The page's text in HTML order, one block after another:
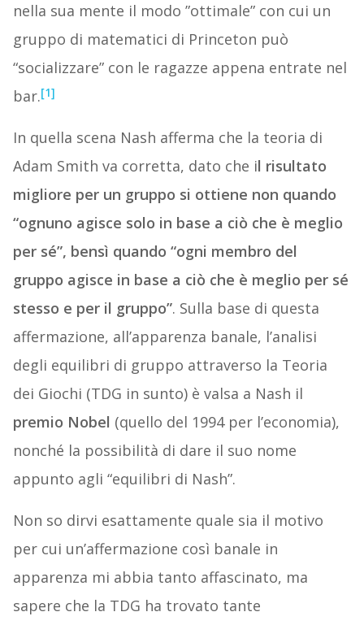
nella sua mente il modo ”ottimale” con cui un
gruppo di matematici di Princeton può
“socializzare” con le ragazze appena entrate nel
bar.[1]
In quella scena Nash afferma che la teoria di
Adam Smith va corretta, dato che il risultato
migliore per un gruppo si ottiene non quando
“ognuno agisce solo in base a ciò che è meglio
per sé”, bensì quando “ogni membro del
gruppo agisce in base a ciò che è meglio per sé
stesso e per il gruppo”. Sulla base di questa
affermazione, all’apparenza banale, l’analisi
degli equilibri di gruppo attraverso la Teoria
dei Giochi (TDG in sunto) è valsa a Nash il
premio Nobel (quello del 1994 per l’economia),
nonché la possibilità di dare il suo nome
appunto agli “equilibri di Nash”.
Non so dirvi esattamente quale sia il motivo
per cui un’affermazione così banale in
apparenza mi abbia tanto affascinato, ma
sapere che la TDG ha trovato tante